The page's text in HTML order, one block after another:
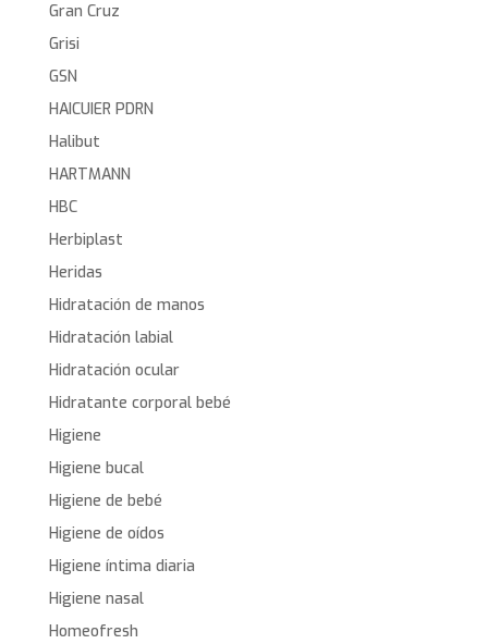
Gran Cruz
Grisi
GSN
HAICUIER PDRN
Halibut
HARTMANN
HBC
Herbiplast
Heridas
Hidratación de manos
Hidratación labial
Hidratación ocular
Hidratante corporal bebé
Higiene
Higiene bucal
Higiene de bebé
Higiene de oídos
Higiene íntima diaria
Higiene nasal
Homeofresh